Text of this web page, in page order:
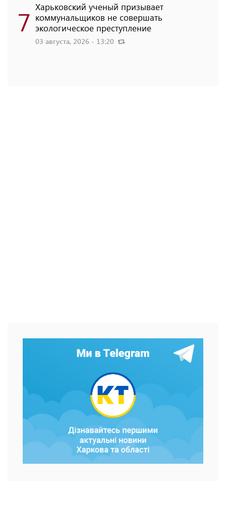
7 Харьковский ученый призывает
коммунальщиков не совершать
экологическое преступление
03 августа, 2026 - 13:20